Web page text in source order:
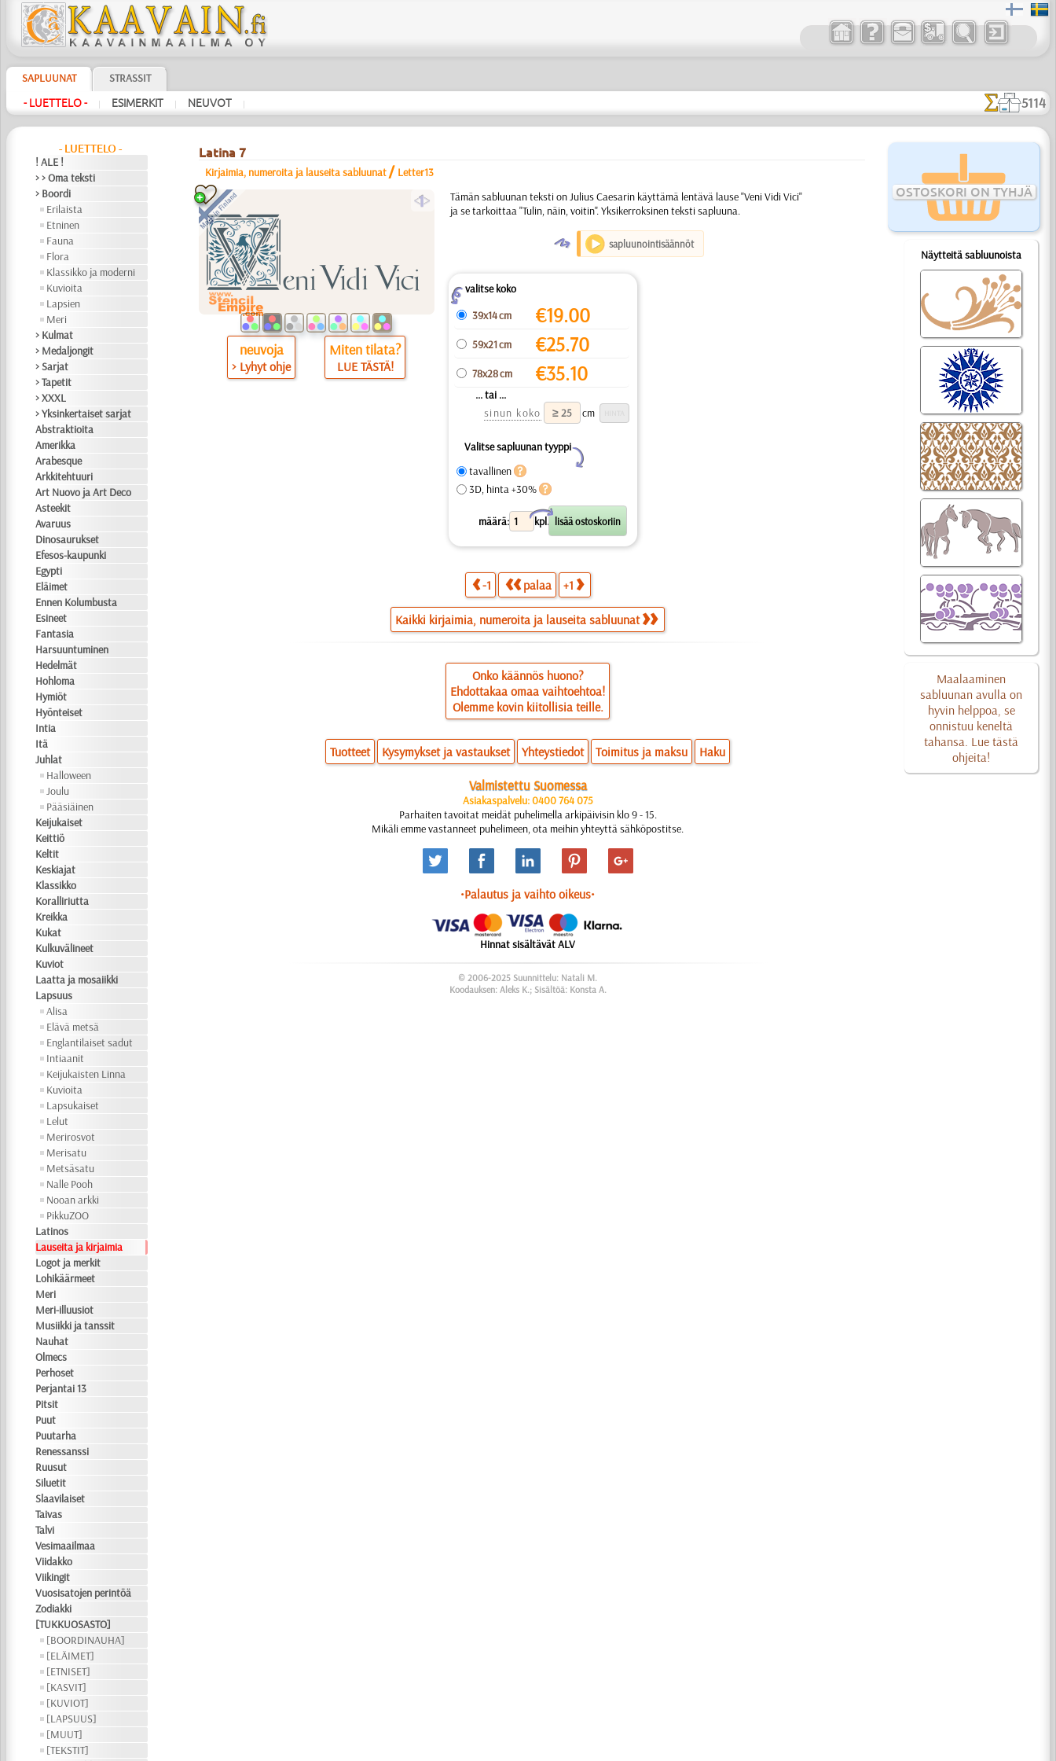
SAPLUUNAT STRASSIT
- LUETTELO - | ESIMERKIT | NEUVOT | 5114
- LUETTELO -
! ALE !
> > Oma teksti
> Boordi
Erilaista
Etninen
Fauna
Flora
Klassikko ja moderni
Kuvioita
Lapsien
Meri
> Kulmat
> Medaljongit
> Sarjat
> Tapetit
> XXXL
> Yksinkertaiset sarjat
Abstraktioita
Amerikka
Arabesque
Arkkitehtuuri
Art Nuovo ja Art Deco
Asteekit
Avaruus
Dinosaurukset
Efesos-kaupunki
Egypti
Eläimet
Ennen Kolumbusta
Esineet
Fantasia
Harsuuntuminen
Hedelmät
Hohloma
Hymiöt
Hyönteiset
Intia
Itä
Juhlat
Halloween
Joulu
Pääsiäinen
Keijukaiset
Keittiö
Keltit
Keskiajat
Klassikko
Koralliriutta
Kreikka
Kukat
Kulkuvälineet
Kuviot
Laatta ja mosaiikki
Lapsuus
Alisa
Elävä metsä
Englantilaiset sadut
Intiaanit
Keijukaisten Linna
Kuvioita
Lapsukaiset
Lelut
Merirosvot
Merisatu
Metsäsatu
Nalle Pooh
Nooan arkki
PikkuZOO
Latinos
Lauseita ja kirjaimia
Logot ja merkit
Lohikäärmeet
Meri
Meri-illuusiot
Musiikki ja tanssit
Nauhat
Olmecs
Perhoset
Perjantai 13
Pitsit
Puut
Puutarha
Renessanssi
Ruusut
Siluetit
Slaavilaiset
Taivas
Talvi
Vesimaailmaa
Viidakko
Viikingit
Vuosisatojen perintöä
Zodiakki
[TUKKUOSASTO]
[BOORDINAUHA]
[ELÄIMET]
[ETNISET]
[KASVIT]
[KUVIOT]
[LAPSUUS]
[MUUT]
[TEKSTIT]
OSTOSKORI ON TYHJÄ
Näytteitä sabluunoista
Maalaaminen
sabluunan avulla on
hyvin helppoa, se
onnistuu keneltä
tahansa. Lue tästä
ohjeita!
Latina 7
Kirjaimia, numeroita ja lauseita sabluunat / Letter13
a
neuvoja
> Lyhyt ohje
Miten tilata?
LUE TÄSTÄ!
Tämän sabluunan teksti on Julius Caesarin käyttämä lentävä lause "Veni Vidi Vici"
ja se tarkoittaa "Tulin, näin, voitin". Yksikerroksinen teksti sapluuna.
O sapluunointisäännöt
Zvalitse koko
39x14 cm
€19.00
59x21 cm €25.70
78x28 cm €35.10
... tai ...
sinun koko
cm
Valitse sapluunan tyyppi
Y
tavallinen
3D, hinta +30%
määrä: kpl.
X
-1 palaa +1
Kaikki kirjaimia, numeroita ja lauseita sabluunat
Onko käännös huono?
Ehdottakaa omaa vaihtoehtoa!
Olemme kovin kiitollisia teille.
Tuotteet Kysymykset ja vastaukset Yhteystiedot Toimitus ja maksu Haku
Valmistettu Suomessa
Asiakaspalvelu: 0400 764 075
Parhaiten tavoitat meidät puhelimella arkipäivisin klo 9 - 15.
Mikäli emme vastanneet puhelimeen, ota meihin yhteyttä sähköpostitse.
•Palautus ja vaihto oikeus•
Hinnat sisältävät ALV
© 2006-2025 Suunnittelu: Natali M.
Koodauksen: Aleks K.; Sisältöä: Konsta A.